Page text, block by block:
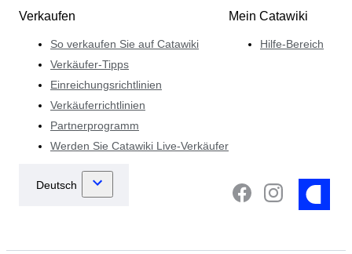
Verkaufen
So verkaufen Sie auf Catawiki
Verkäufer-Tipps
Einreichungsrichtlinien
Verkäuferrichtlinien
Partnerprogramm
Werden Sie Catawiki Live-Verkäufer
Mein Catawiki
Hilfe-Bereich